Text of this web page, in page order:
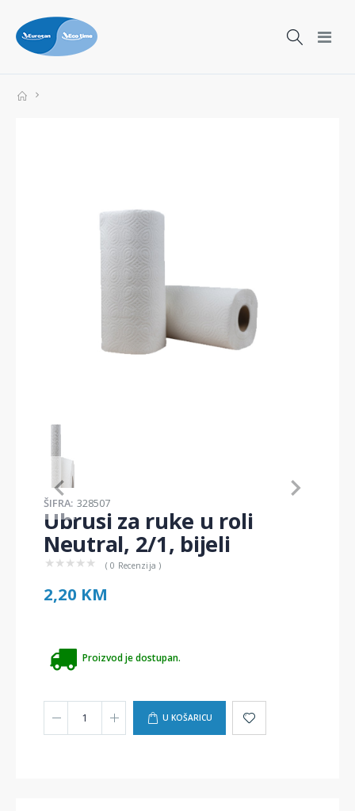
Item
1
of
ŠIFRA: 328507
Ubrusi za ruke u roli
Neutral, 2/1, bijeli
★ ★ ★ ★ ★ ( 0 Recenzija )
2,20 KM
Proizvod je dostupan.
U KOŠARICU